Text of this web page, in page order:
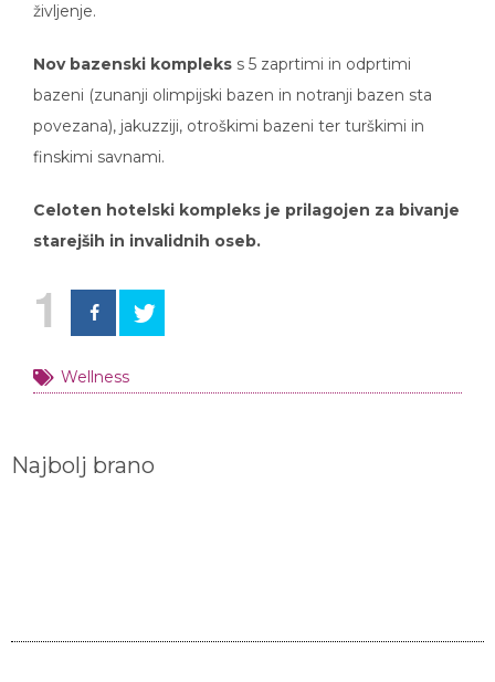
življenje.
Nov bazenski kompleks s 5 zaprtimi in odprtimi
bazeni (zunanji olimpijski bazen in notranji bazen sta
povezana), jakuzziji, otroškimi bazeni ter turškimi in
finskimi savnami.
Celoten hotelski kompleks je prilagojen za bivanje
starejših in invalidnih oseb.
1
Wellness
Najbolj brano